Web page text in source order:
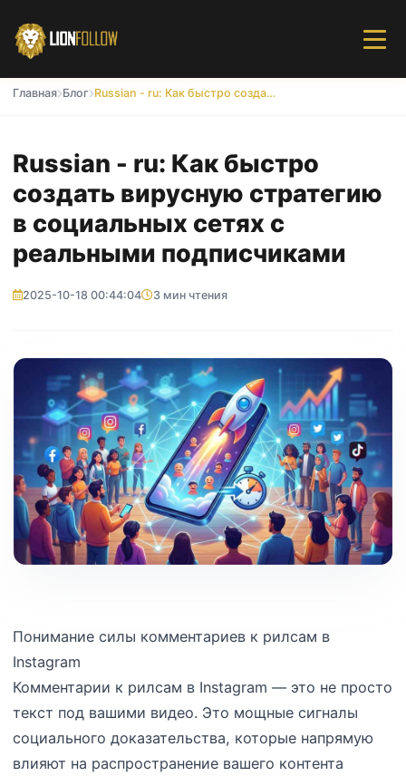
Главная Блог Russian - ru: Как быстро создать вирусную стратегию в социальных сетях с реальными подписчиками
Russian - ru: Как быстро
создать вирусную стратегию
в социальных сетях с
реальными подписчиками
2025-10-18 00:44:04 3 мин чтения
Понимание силы комментариев к рилсам в
Instagram
Комментарии к рилсам в Instagram — это не просто
текст под вашими видео. Это мощные сигналы
социального доказательства, которые напрямую
влияют на распространение вашего контента